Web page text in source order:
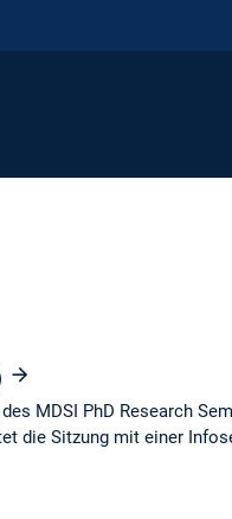
MDSI PhD Research
die Sitzung mit einer